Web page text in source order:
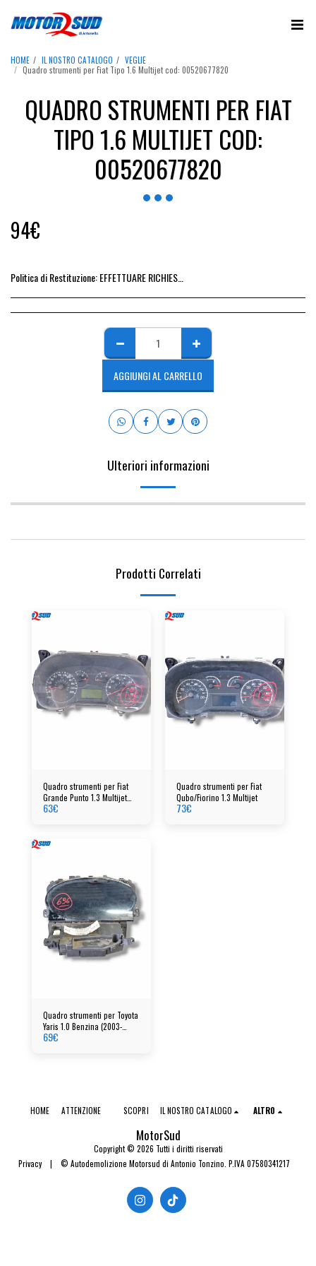
HOME IL NOSTRO CATALOGO
VEGLIE
Quadro strumenti per Fiat Tipo 1.6 Multijet cod: 00520677820
QUADRO STRUMENTI PER FIAT
TIPO 1.6 MULTIJET COD:
00520677820
94€
Politica di Restituzione:EFFETTUARE RICHIESTA DI RESO ENTRO 14 GIORNI DALL&#039;ACQUISTO DEL RICAMBIO, IL RIMBORSO VIENE EMESSO ALLA CONSEGNA DEL RICAMBIO IN SEDE.
AGGIUNGI AL CARRELLO
Ulteriori informazioni
Prodotti Correlati
Quadro strumenti per Fiat
Grande Punto 1.3 Multijet
cod: 51718552
63€
Quadro strumenti per Fiat
Qubo/Fiorino 1.3 Multijet
73€
Quadro strumenti per Toyota
Yaris 1.0 Benzina (2003-
2005)
69€
MotorSud
Copyright © 2026 Tutti i diritti riservati
Privacy| © Autodemolizione Motorsud di Antonio Tonzino. P.IVA 07580341217
HOME ATTENZIONE SCOPRI IL NOSTRO CATALOGO ALTRO